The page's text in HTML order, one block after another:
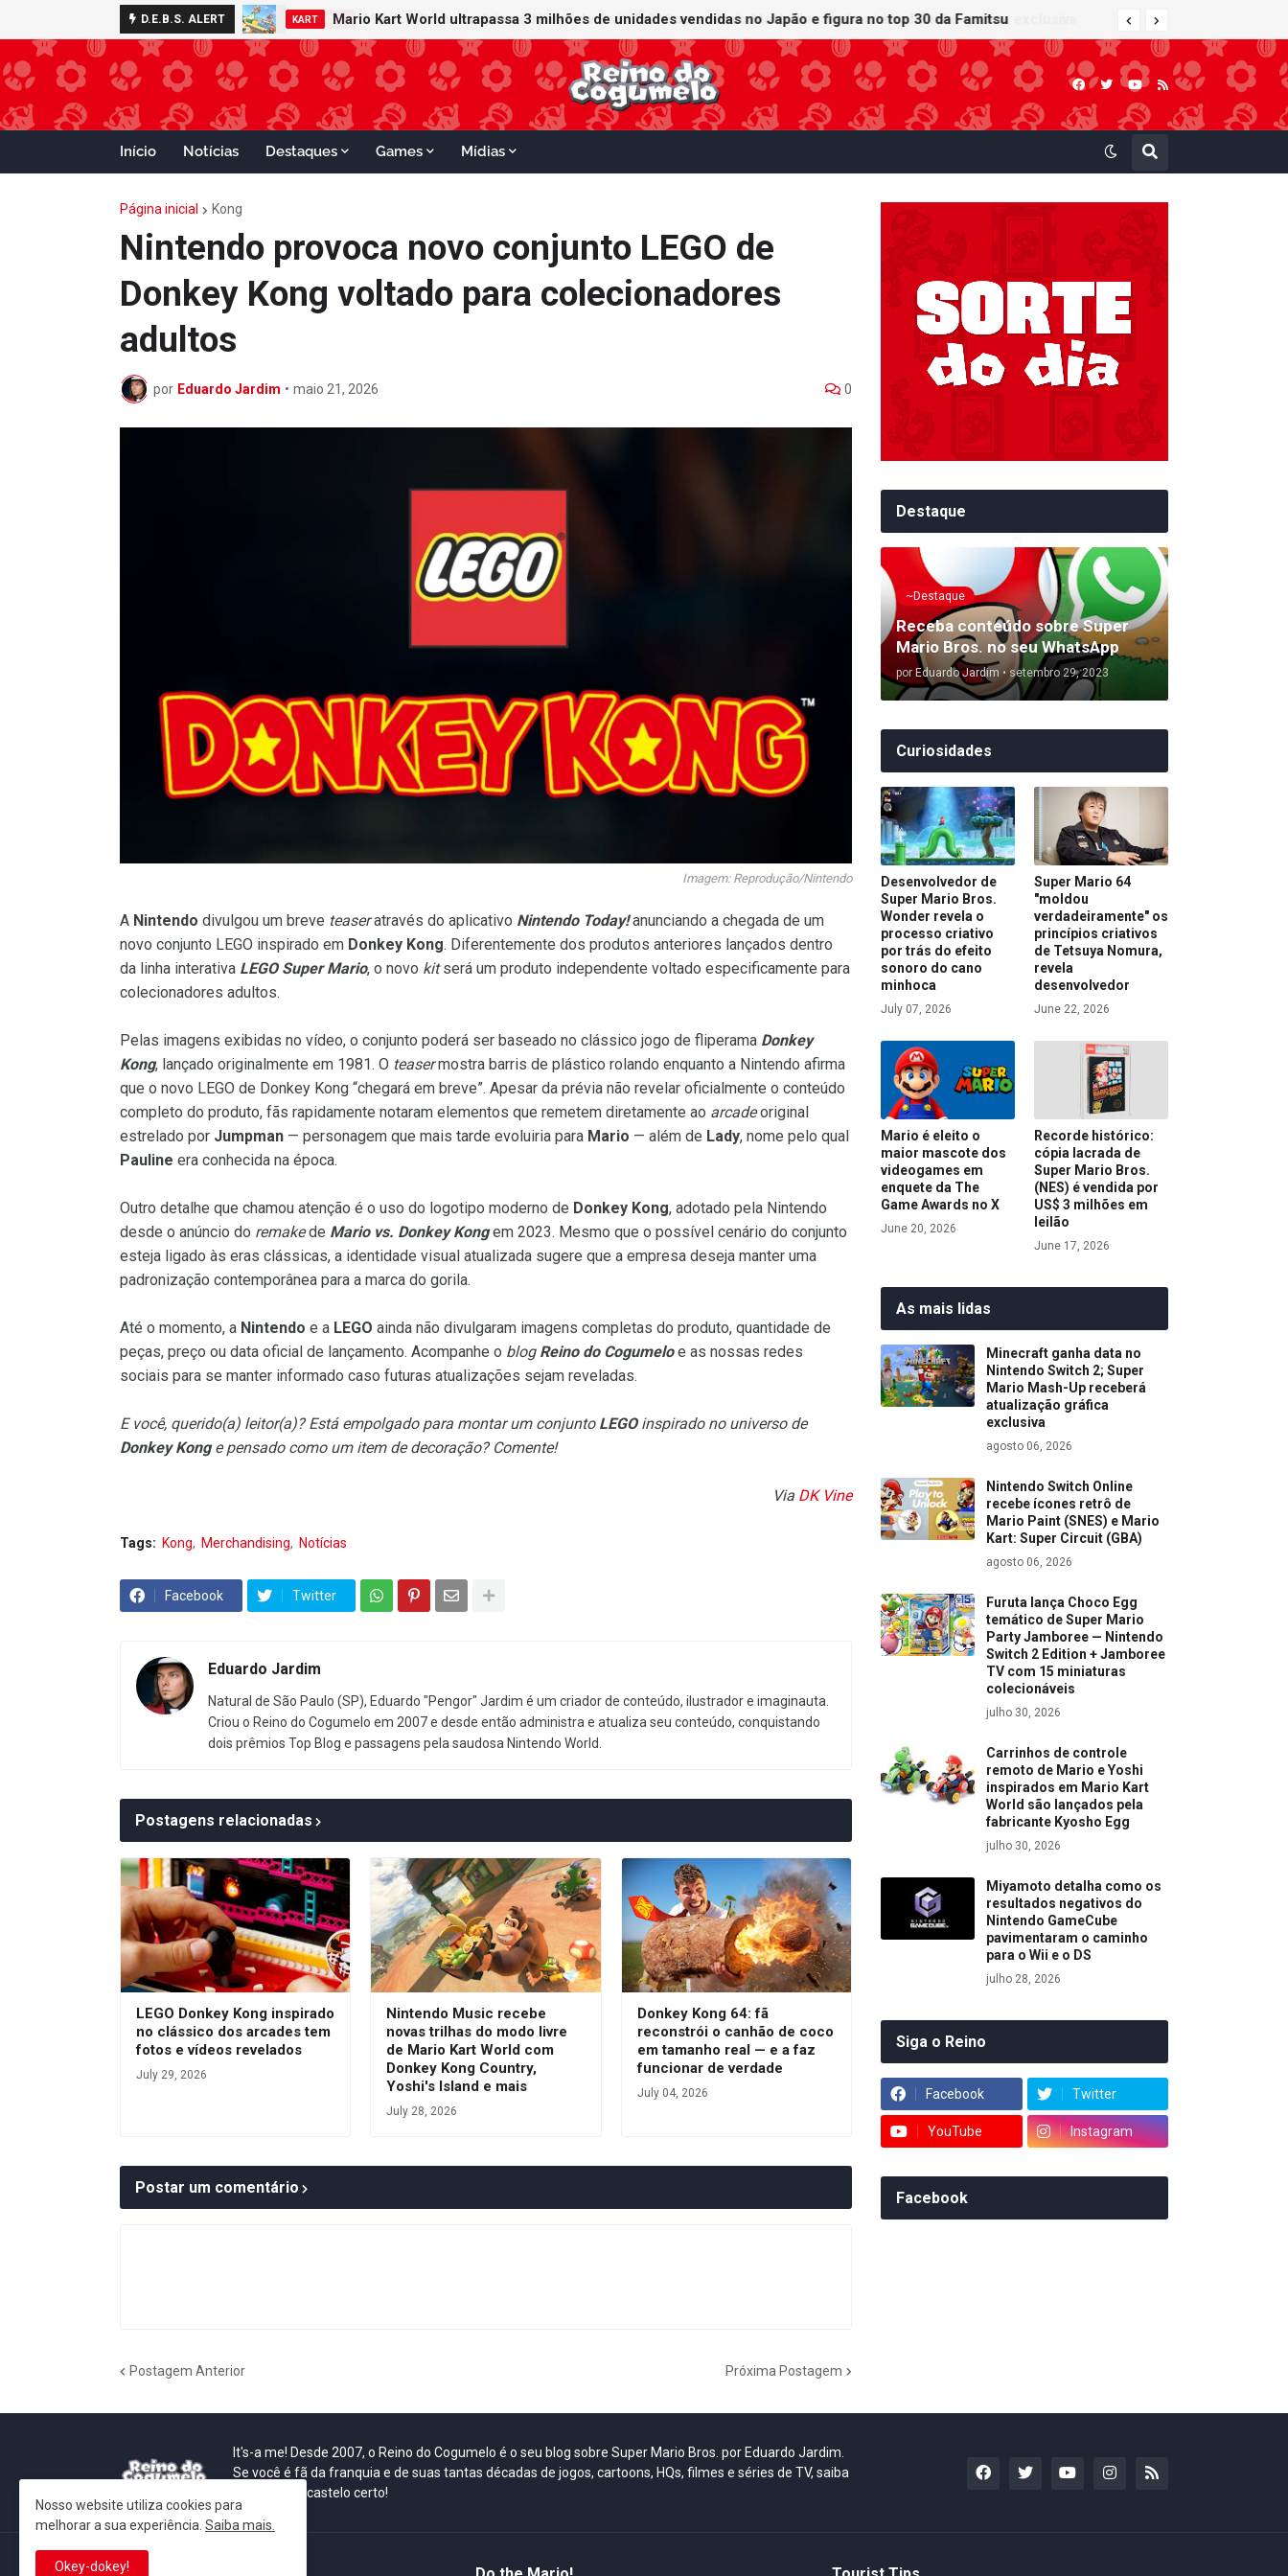
D.E.B.S. ALERT NOTÍCIAS Minecraft ganha data no Nintendo Switch 2; Super Mario Mash-Up receberá atualização gráfica exclusiva
Início Notícias Destaques Games Mídias
Página inicial Kong
Nintendo provoca novo conjunto LEGO de
Donkey Kong voltado para colecionadores
adultos
por Eduardo Jardim • maio 21, 2026 0
Imagem: Reprodução/Nintendo
A Nintendo divulgou um breve teaseratravés do aplicativo Nintendo Today!anunciando a chegada de um
novo conjunto LEGO inspirado em Donkey Kong. Diferentemente dos produtos anteriores lançados dentro
da linha interativa LEGO Super Mario, o novo kitserá um produto independente voltado especificamente para
colecionadores adultos.
Pelas imagens exibidas no vídeo, o conjunto poderá ser baseado no clássico jogo de fliperama Donkey
Kong, lançado originalmente em 1981. O teasermostra barris de plástico rolando enquanto a Nintendo afirma
que o novo LEGO de Donkey Kong “chegará em breve”. Apesar da prévia não revelar oficialmente o conteúdo
completo do produto, fãs rapidamente notaram elementos que remetem diretamente ao arcadeoriginal
estrelado por Jumpman — personagem que mais tarde evoluiria para Mario — além de Lady, nome pelo qual
Pauline era conhecida na época.
Outro detalhe que chamou atenção é o uso do logotipo moderno de Donkey Kong, adotado pela Nintendo
desde o anúncio do remakede Mario vs. Donkey Kongem 2023. Mesmo que o possível cenário do conjunto
esteja ligado às eras clássicas, a identidade visual atualizada sugere que a empresa deseja manter uma
padronização contemporânea para a marca do gorila.
Até o momento, a Nintendo e a LEGO ainda não divulgaram imagens completas do produto, quantidade de
peças, preço ou data oficial de lançamento. Acompanhe o blog Reino do Cogumeloe as nossas redes
sociais para se manter informado caso futuras atualizações sejam reveladas.
E você, querido(a) leitor(a)? Está empolgado para montar um conjunto LEGOinspirado no universo de
Donkey Konge pensado como um item de decoração? Comente!
Via DK Vine
Tags: Kong Merchandising Notícias
Facebook Twitter
Eduardo Jardim
Natural de São Paulo (SP), Eduardo "Pengor" Jardim é um criador de conteúdo, ilustrador e imaginauta.
Criou o Reino do Cogumelo em 2007 e desde então administra e atualiza seu conteúdo, conquistando
dois prêmios Top Blog e passagens pela saudosa Nintendo World.
Postagens relacionadas
LEGO Donkey Kong inspirado
no clássico dos arcades tem
fotos e vídeos revelados
July 29, 2026
Nintendo Music recebe
novas trilhas do modo livre
de Mario Kart World com
Donkey Kong Country,
Yoshi's Island e mais
July 28, 2026
Donkey Kong 64: fã
reconstrói o canhão de coco
em tamanho real — e a faz
funcionar de verdade
July 04, 2026
Postar um comentário
Postagem Anterior Próxima Postagem
Destaque
~Destaque
Receba conteúdo sobre Super
Mario Bros. no seu WhatsApp
por Eduardo Jardim • setembro 29, 2023
Curiosidades
Desenvolvedor de
Super Mario Bros.
Wonder revela o
processo criativo
por trás do efeito
sonoro do cano
minhoca
July 07, 2026
Super Mario 64
"moldou
verdadeiramente" os
princípios criativos
de Tetsuya Nomura,
revela
desenvolvedor
June 22, 2026
Mario é eleito o
maior mascote dos
videogames em
enquete da The
Game Awards no X
June 20, 2026
Recorde histórico:
cópia lacrada de
Super Mario Bros.
(NES) é vendida por
US$ 3 milhões em
leilão
June 17, 2026
As mais lidas
Minecraft ganha data no
Nintendo Switch 2; Super
Mario Mash-Up receberá
atualização gráfica
exclusiva
agosto 06, 2026
Nintendo Switch Online
recebe ícones retrô de
Mario Paint (SNES) e Mario
Kart: Super Circuit (GBA)
agosto 06, 2026
Furuta lança Choco Egg
temático de Super Mario
Party Jamboree — Nintendo
Switch 2 Edition + Jamboree
TV com 15 miniaturas
colecionáveis
julho 30, 2026
Carrinhos de controle
remoto de Mario e Yoshi
inspirados em Mario Kart
World são lançados pela
fabricante Kyosho Egg
julho 30, 2026
Miyamoto detalha como os
resultados negativos do
Nintendo GameCube
pavimentaram o caminho
para o Wii e o DS
julho 28, 2026
Siga o Reino
Facebook Twitter
YouTube Instagram
Facebook
It's-a me! Desde 2007, o Reino do Cogumelo é o seu blog sobre Super Mario Bros. por Eduardo Jardim.
Se você é fã da franquia e de suas tantas décadas de jogos, cartoons, HQs, filmes e séries de TV, saiba
que está no castelo certo!
Nosso website utiliza cookies para
melhorar a sua experiência. Saiba mais.
Okey-dokey!